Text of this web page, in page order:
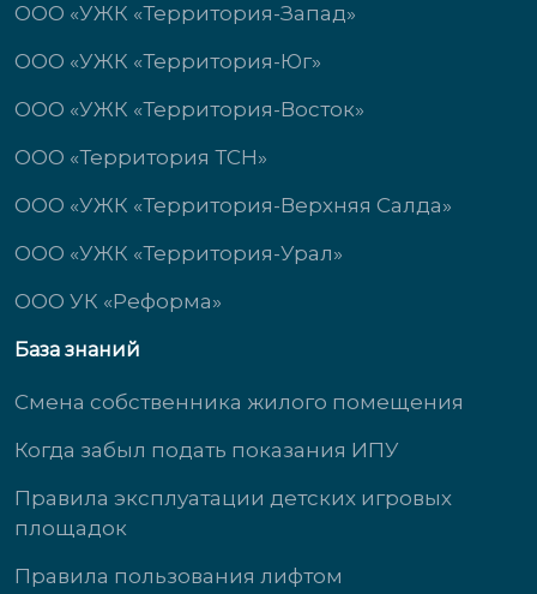
ООО «УЖК «Территория-Запад»
ООО «УЖК «Территория-Юг»
ООО «УЖК «Территория-Восток»
ООО «Территория ТСН»
ООО «УЖК «Территория-Верхняя Салда»
ООО «УЖК «Территория-Урал»
ООО УК «Реформа»
База знаний
Смена собственника жилого помещения
Когда забыл подать показания ИПУ
Правила эксплуатации детских игровых
площадок
Правила пользования лифтом